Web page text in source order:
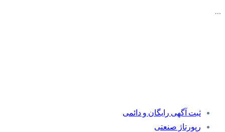
…
ثبت آگهی رایگان و دائمی
رپورتاژ صنعتی